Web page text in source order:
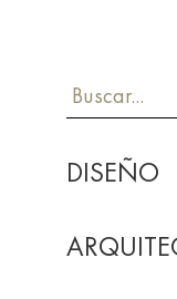
DISEÑO